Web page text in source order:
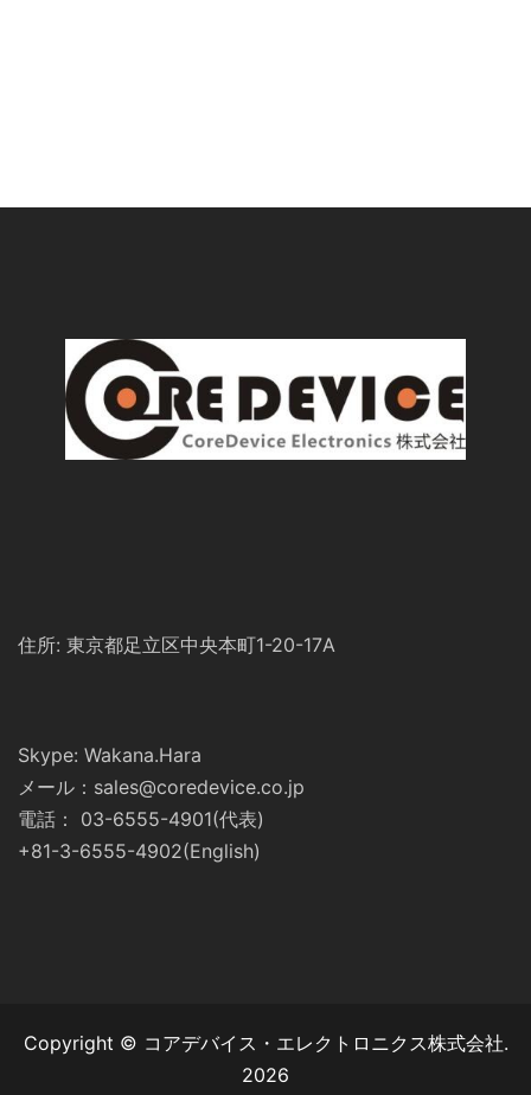
住所: 東京都足立区中央本町1-20-17A
Skype: Wakana.Hara
メール：sales@coredevice.co.jp
電話： 03-6555-4901(代表)
+81-3-6555-4902(English)
Copyright © コアデバイス・エレクトロニクス株式会社.
2026